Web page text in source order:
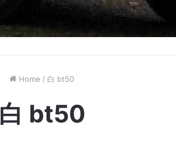
Home / 白 bt50
白 bt50